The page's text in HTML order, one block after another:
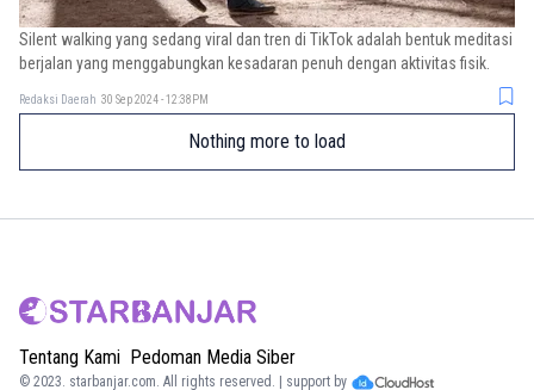
Silent walking yang sedang viral dan tren di TikTok adalah bentuk meditasi
berjalan yang menggabungkan kesadaran penuh dengan aktivitas fisik.
Redaksi Daerah 30 Sep 2024 - 12:38PM
Nothing more to load
Tentang Kami Pedoman Media Siber
© 2023. starbanjar.com. All rights reserved. | support by